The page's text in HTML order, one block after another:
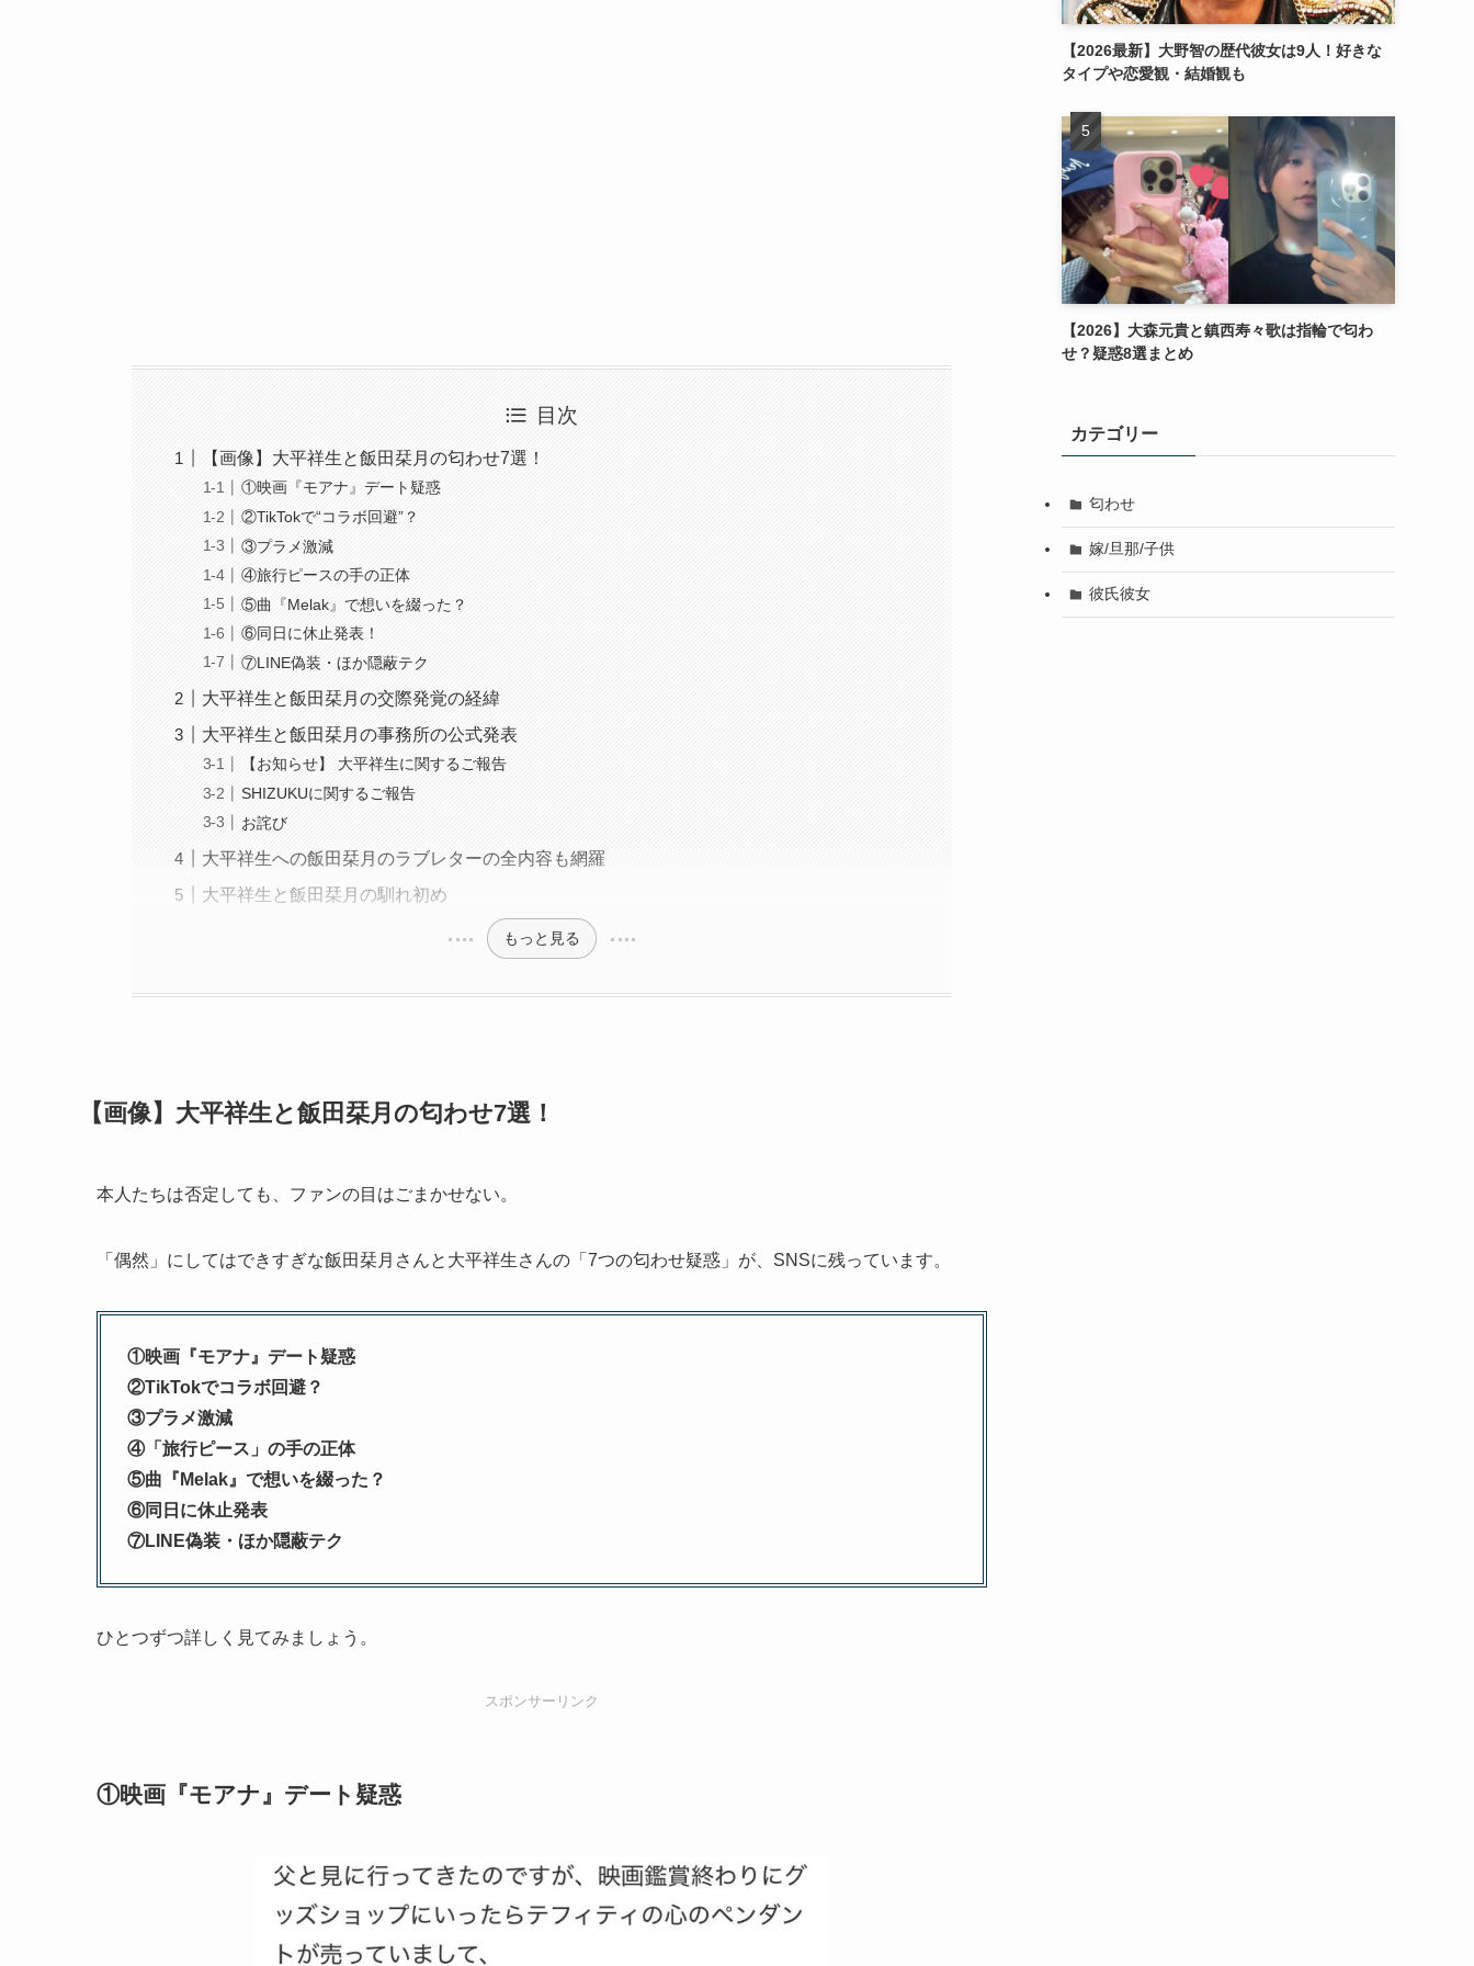
目次
【画像】大平祥生と飯田栞月の匂わせ7選！
①映画『モアナ』デート疑惑
②TikTokで“コラボ回避”？
③プラメ激減
④旅行ピースの手の正体
⑤曲『Melak』で想いを綴った？
⑥同日に休止発表！
⑦LINE偽装・ほか隠蔽テク
大平祥生と飯田栞月の交際発覚の経緯
大平祥生と飯田栞月の事務所の公式発表
【お知らせ】 大平祥生に関するご報告
SHIZUKUに関するご報告
お詫び
大平祥生への飯田栞月のラブレターの全内容も網羅
大平祥生と飯田栞月の馴れ初め
もっと見る
【画像】大平祥生と飯田栞月の匂わせ7選！
本人たちは否定しても、ファンの目はごまかせない。
「偶然」にしてはできすぎな飯田栞月さんと大平祥生さんの「7つの匂わせ疑惑」が、SNSに残っています。
①映画『モアナ』デート疑惑
②TikTokでコラボ回避？
③プラメ激減
④「旅行ピース」の手の正体
⑤曲『Melak』で想いを綴った？
⑥同日に休止発表
⑦LINE偽装・ほか隠蔽テク
ひとつずつ詳しく見てみましょう。
スポンサーリンク
①映画『モアナ』デート疑惑
【2026最新】大野智の歴代彼女は9人！好きな
タイプや恋愛観・結婚観も
【2026】大森元貴と鎮西寿々歌は指輪で匂わ
せ？疑惑8選まとめ
カテゴリー
匂わせ
嫁/旦那/子供
彼氏彼女